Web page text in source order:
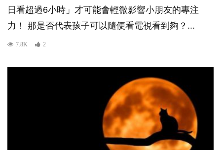
日看超過6小時」才可能會輕微影響小朋友的專注
力！ 那是否代表孩子可以隨便看電視看到夠？...
7.8K 2